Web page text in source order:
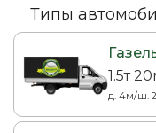
Типы
1.5т
д. 4м/ш.